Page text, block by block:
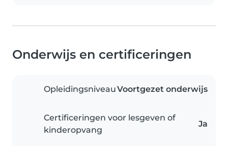
Onderwijs en certificeringen
OpleidingsniveauVoortgezet onderwijs
Certificeringen voor lesgeven of
kinderopvang
Ja